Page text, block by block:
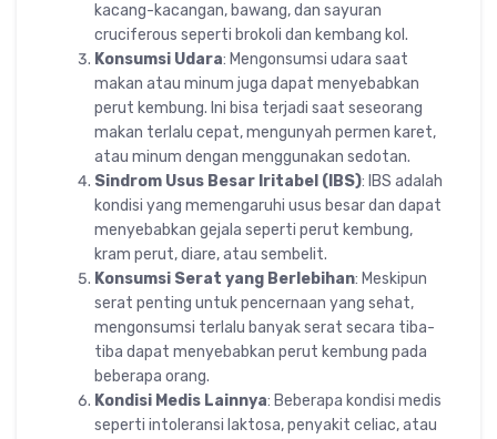
kacang-kacangan, bawang, dan sayuran
cruciferous seperti brokoli dan kembang kol.
Konsumsi Udara: Mengonsumsi udara saat
makan atau minum juga dapat menyebabkan
perut kembung. Ini bisa terjadi saat seseorang
makan terlalu cepat, mengunyah permen karet,
atau minum dengan menggunakan sedotan.
Sindrom Usus Besar Iritabel (IBS): IBS adalah
kondisi yang memengaruhi usus besar dan dapat
menyebabkan gejala seperti perut kembung,
kram perut, diare, atau sembelit.
Konsumsi Serat yang Berlebihan: Meskipun
serat penting untuk pencernaan yang sehat,
mengonsumsi terlalu banyak serat secara tiba-
tiba dapat menyebabkan perut kembung pada
beberapa orang.
Kondisi Medis Lainnya: Beberapa kondisi medis
seperti intoleransi laktosa, penyakit celiac, atau